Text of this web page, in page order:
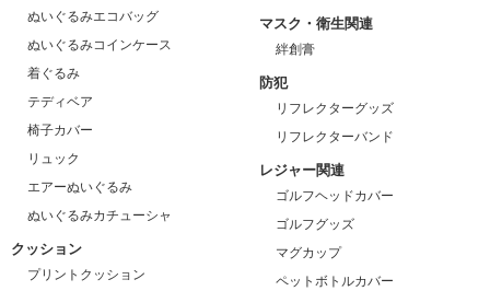
ぬいぐるみエコバッグ
ぬいぐるみコインケース
着ぐるみ
テディベア
椅子カバー
リュック
エアーぬいぐるみ
ぬいぐるみカチューシャ
クッション
プリントクッション
マスク・衛生関連
絆創膏
防犯
リフレクターグッズ
リフレクターバンド
レジャー関連
ゴルフヘッドカバー
ゴルフグッズ
マグカップ
ペットボトルカバー